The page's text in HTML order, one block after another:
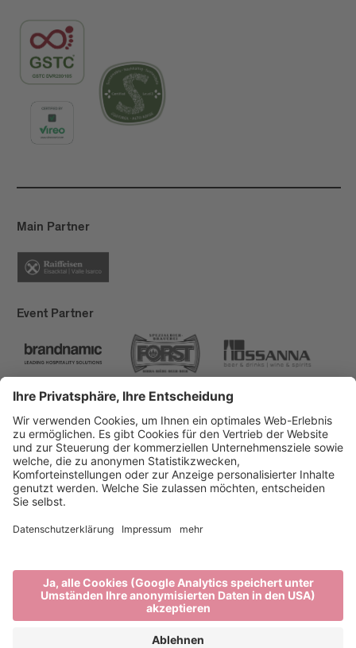
Main Partner
Event Partner
Brixen Tourismus
Privacy
Impressum
Förderungen
produced by